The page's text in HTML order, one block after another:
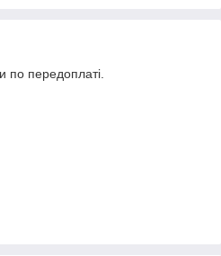
по передоплаті.